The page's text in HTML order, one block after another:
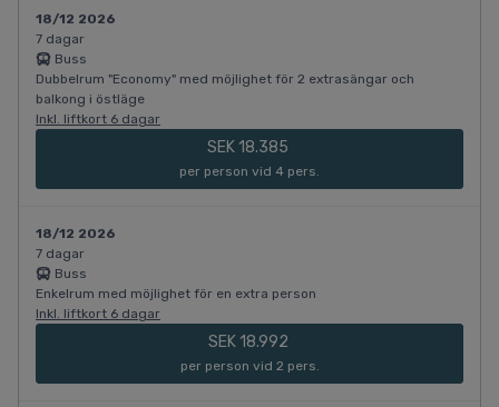
18/12 2026
7 dagar
Buss
Dubbelrum "Economy" med möjlighet för 2 extrasängar och
balkong i östläge
Inkl. liftkort 6 dagar
SEK 18.385
per person vid 4 pers.
18/12 2026
7 dagar
Buss
Enkelrum med möjlighet för en extra person
Inkl. liftkort 6 dagar
SEK 18.992
per person vid 2 pers.